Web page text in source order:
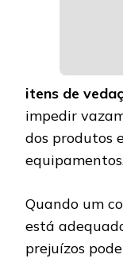
itens de
impedir
dos produtos
Quando um
está
prejuízos